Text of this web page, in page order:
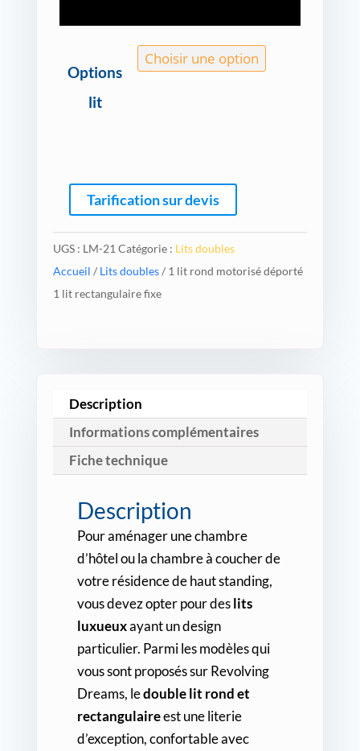
Options
lit
r
n
a
Tarification sur devis
UGS : LM-21 Catégorie : Lits doubles
Accueil / Lits doubles/ 1 lit rond motorisé déporté
1 lit rectangulaire fixe
Description
Informations complémentaires
Fiche technique
Description
Pour aménager une chambre
d’hôtel ou la chambre à coucher de
votre résidence de haut standing,
vous devez opter pour deslits
luxueuxayant un design
particulier. Parmi les modèles qui
vous sont proposés sur Revolving
Dreams, ledouble lit rond et
rectangulaireest une literie
d’exception, confortable avec